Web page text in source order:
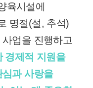
육시설에
명절(설, 추석)
업을 진행하고
경제적 지원을
과 사랑을